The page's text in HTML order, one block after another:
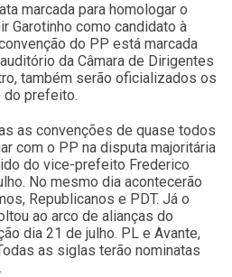
marcada para homologar o
Garotinho como candidato à
do PP está marcada
da Câmara de Dirigentes
também serão oficializados os
do prefeito.
as convenções de quase todos
com o PP na disputa majoritária
do vice-prefeito Frederico
No mesmo dia acontecerão
Republicanos e PDT. Já o
ao arco de alianças do
dia 21 de julho. PL e Avante,
as siglas terão nominatas